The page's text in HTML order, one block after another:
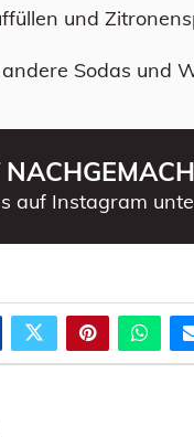
und
Sodas und
auf Instagram